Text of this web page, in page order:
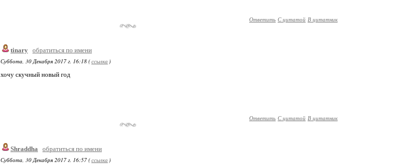
Ответить С цитатой В цитатник
tinary обратиться по имени
Суббота, 30 Декабря 2017 г. 16:18 (ссылка )
хочу скучный новый год
Ответить С цитатой В цитатник
Shraddha
обратиться по имени
Суббота, 30 Декабря 2017 г. 16:57 (ссылка )